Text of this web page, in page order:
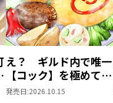
え？ ギルド内で唯一
【コック】を極めてる
俺をクビですか？
発売日:2026.10.15